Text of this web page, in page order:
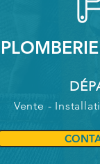
Vente -